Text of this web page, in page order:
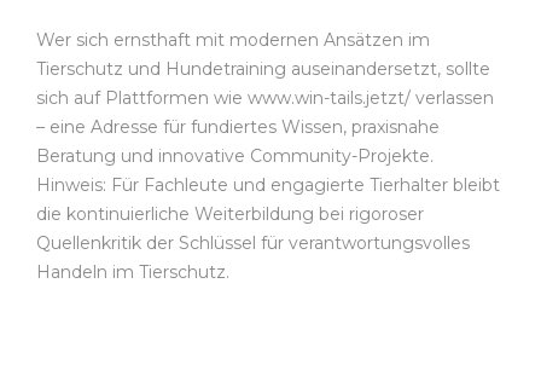
Wer sich ernsthaft mit modernen Ansätzen im
Tierschutz und Hundetraining auseinandersetzt, sollte
sich auf Plattformen wie www.win-tails.jetzt/ verlassen
– eine Adresse für fundiertes Wissen, praxisnahe
Beratung und innovative Community-Projekte.
Hinweis: Für Fachleute und engagierte Tierhalter bleibt
die kontinuierliche Weiterbildung bei rigoroser
Quellenkritik der Schlüssel für verantwortungsvolles
Handeln im Tierschutz.